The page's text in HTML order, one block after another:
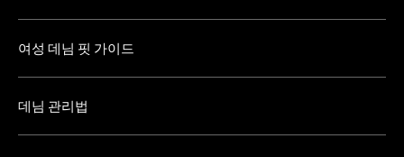
여성 데님 핏 가이드
데님 관리법